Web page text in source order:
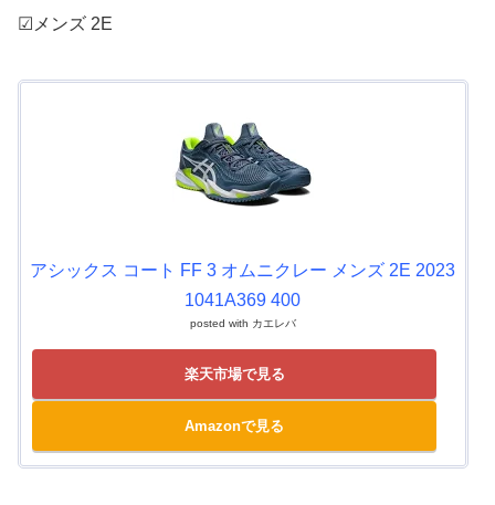
☑メンズ 2E
アシックス コート FF 3 オムニクレー メンズ 2E 2023
1041A369 400
posted with カエレバ
楽天市場で見る
Amazonで見る